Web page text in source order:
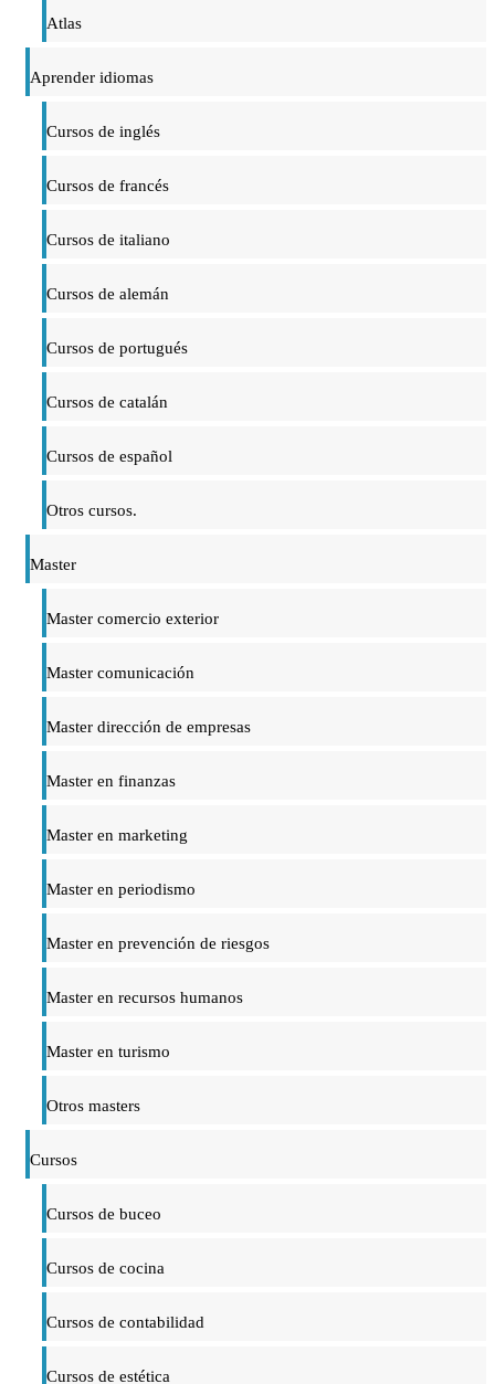
Atlas
Aprender idiomas
Cursos de inglés
Cursos de francés
Cursos de italiano
Cursos de alemán
Cursos de portugués
Cursos de catalán
Cursos de español
Otros cursos.
Master
Master comercio exterior
Master comunicación
Master dirección de empresas
Master en finanzas
Master en marketing
Master en periodismo
Master en prevención de riesgos
Master en recursos humanos
Master en turismo
Otros masters
Cursos
Cursos de buceo
Cursos de cocina
Cursos de contabilidad
Cursos de estética